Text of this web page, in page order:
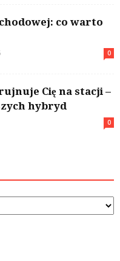
co warto
0
Cię na stacji –
hybryd
0